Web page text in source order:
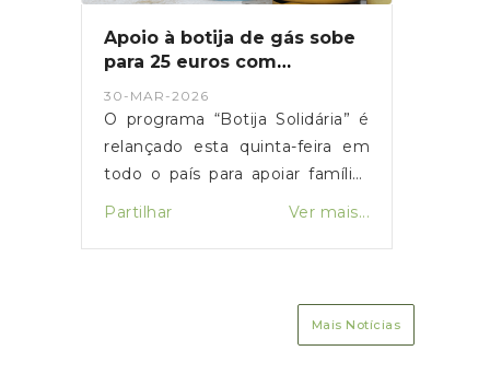
Festas Populares de Coina
2026
03-JUL-2026
Festas Populares de Coina 2026
Partilhar Ver mais...
Mais Notícias